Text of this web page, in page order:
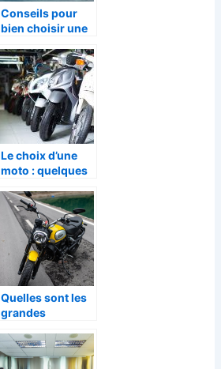
Conseils pour
bien choisir une
Le choix d’une
moto : quelques
essentiels a
prendre en
compte
Quelles sont les
grandes
en Italie ?